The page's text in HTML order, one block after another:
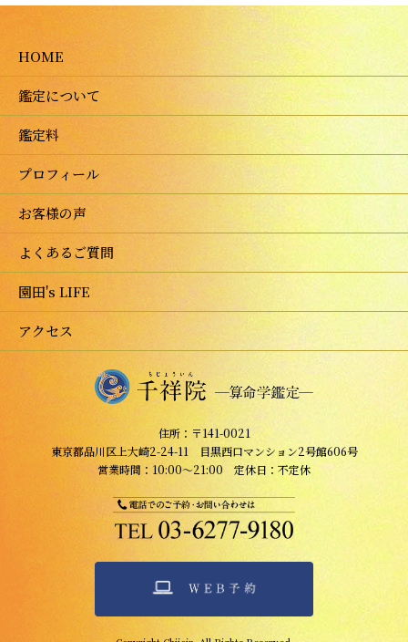
HOME
鑑定について
鑑定料
プロフィール
お客様の声
よくあるご質問
園田's LIFE
アクセス
住所：〒141-0021
東京都品川区上大崎2-24-11 目黒西口マンション2号館606号
営業時間：10:00～21:00 定休日：不定休